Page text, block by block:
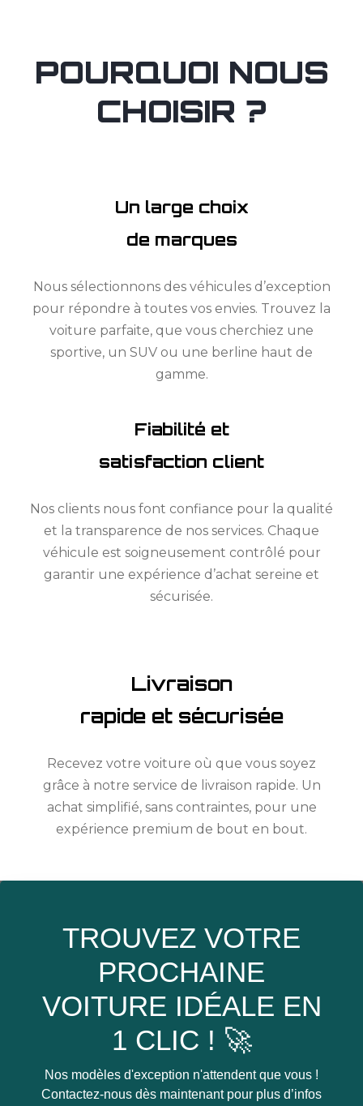
POURQUOI NOUS
CHOISIR ?
Un large choix
de marques
Nous sélectionnons des véhicules d’exception
pour répondre à toutes vos envies. Trouvez la
voiture parfaite, que vous cherchiez une
sportive, un SUV ou une berline haut de
gamme.
Fiabilité et
satisfaction client
Nos clients nous font confiance pour la qualité
et la transparence de nos services. Chaque
véhicule est soigneusement contrôlé pour
garantir une expérience d’achat sereine et
sécurisée.
Livraison
rapide et sécurisée
Recevez votre voiture où que vous soyez
grâce à notre service de livraison rapide. Un
achat simplifié, sans contraintes, pour une
expérience premium de bout en bout.
TROUVEZ VOTRE
PROCHAINE
VOITURE IDÉALE EN
1 CLIC ! 🚀
Nos modèles d'exception n'attendent que vous !
Contactez-nous dès maintenant pour plus d’infos